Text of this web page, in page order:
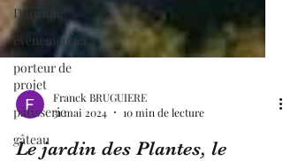
Domaine
évènementiel
porteur de
projet
pâtisserie
gâteau
31 mai 2024
10 min de lecture